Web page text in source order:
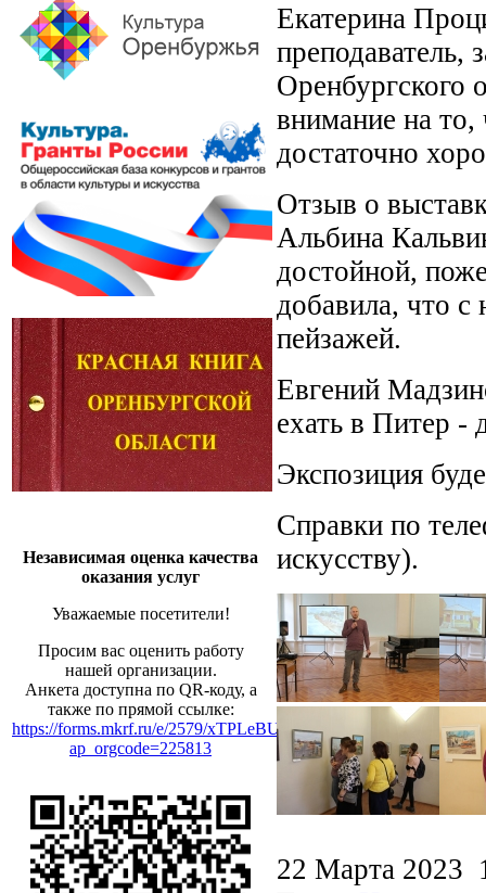
Независимая оценка качества
оказания услуг
Уважаемые посетители!
Просим вас оценить работу
нашей организации.
Анкета доступна по QR-коду, а
также по прямой ссылке:
https://forms.mkrf.ru/e/2579/xTPLeBU7/?
ap_orgcode=225813
Екатерина
Оренбургского
внимание на
достаточно
Отзыв о
Альбина
достойной,
добавила, что с
пейзажей.
Евгений
ехать в Питер -
Экспозиция
Справки по
искусству).
22 Марта